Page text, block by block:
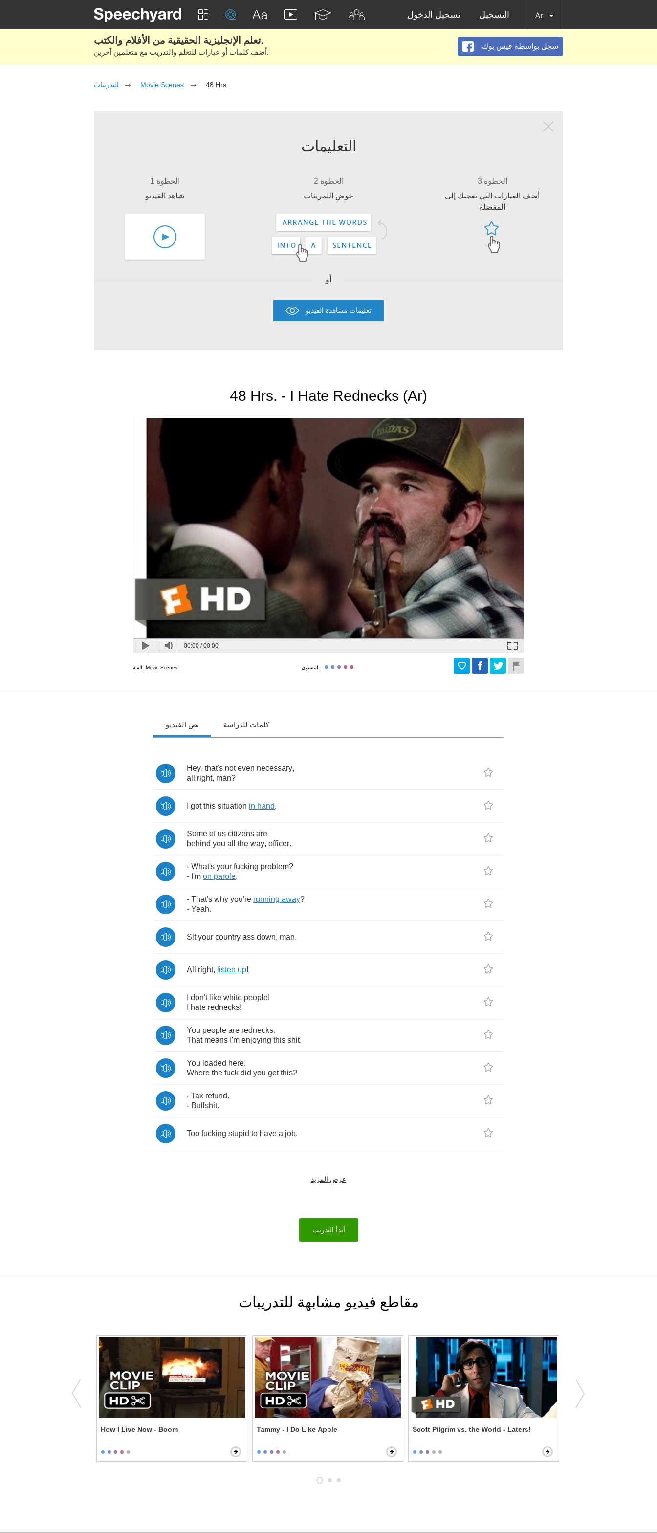
تسجيل الدخول التسجيل Ar
تعلم الإنجليزية الحقيقية من الأفلام والكتب.
أضف كلمات أو عبارات للتعلم والتدريب مع متعلمين آخرين.
سجل بواسطة فيس بوك
التدريبات Movie Scenes 48 Hrs.
التعليمات
الخطوة 1
شاهد الفيديو
الخطوة 2
خوض التمرينات
الخطوة 3
أضف العبارات التي تعجبك إلى
المفضلة
أو
تعليمات مشاهدة الفيديو
48 Hrs. - I Hate Rednecks (Ar)
00:00 /00:00
الفئة: Movie Scenes المستوى:
نص الفيديو كلمات للدراسة
Hey, that's not even necessary,
all
right, man?
got this situation in hand.
Some of us citizens are
behind you all the way, officer.
- What's your fucking problem?
- I'm on parole.
- That's why you're running away?
- Yeah.
Sit your country ass down, man.
All right, listen up!
don't like white people!
hate rednecks!
You people are rednecks.
That means I'm enjoying this shit.
You loaded here.
Where the fuck did you get this?
- Tax refund.
- Bullshit.
Too fucking stupid to have a job.
عرض المزيد
أبدأ التدريب
مقاطع فيديو مشابهة للتدريبات
How I Live Now - Boom Tammy - I Do Like Apple Scott Pilgrim vs. the World - Laters!